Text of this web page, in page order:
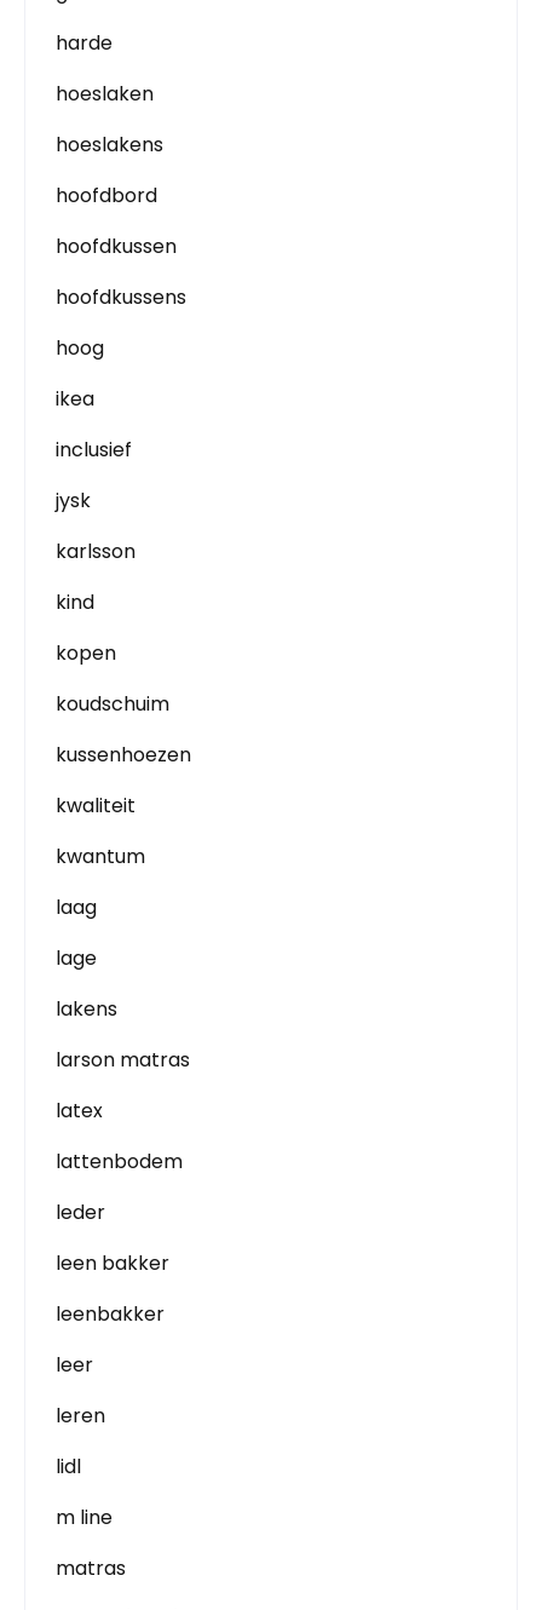
harde
hoeslaken
hoeslakens
hoofdbord
hoofdkussen
hoofdkussens
hoog
ikea
inclusief
jysk
karlsson
kind
kopen
koudschuim
kussenhoezen
kwaliteit
kwantum
laag
lage
lakens
larson matras
latex
lattenbodem
leder
leen bakker
leenbakker
leer
leren
lidl
m line
matras